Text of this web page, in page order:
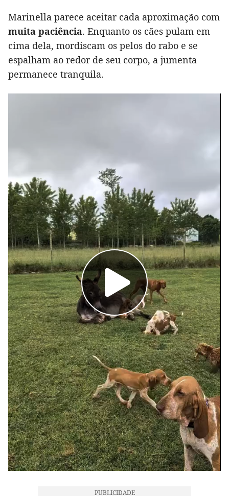
Marinella parece aceitar cada aproximação com
muita paciência. Enquanto os cães pulam em
cima dela, mordiscam os pelos do rabo e se
espalham ao redor de seu corpo, a jumenta
permanece tranquila.